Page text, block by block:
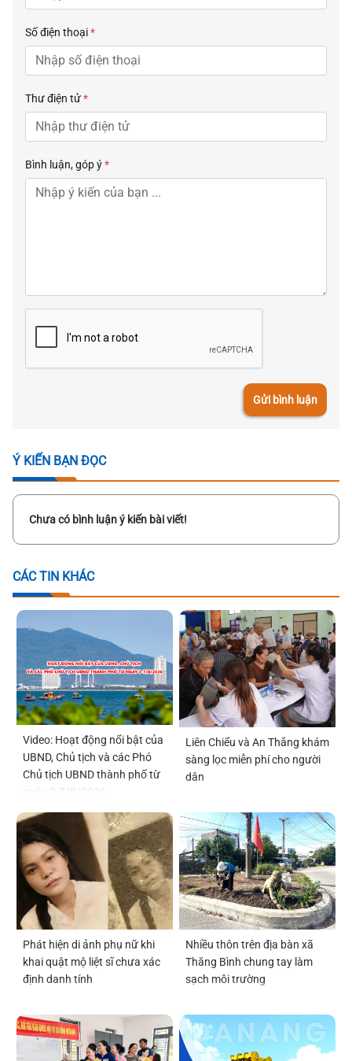
Số điện thoại*
Thư điện tử*
Bình luận, góp ý*
Gửi bình luận
Ý KIẾN BẠN ĐỌC
Chưa có bình luận ý kiến bài viết!
CÁC TIN KHÁC
Video: Hoạt động nổi bật của
UBND, Chủ tịch và các Phó
Chủ tịch UBND thành phố từ
ngày 3-7/8/2026
Liên Chiểu và An Thắng khám
sàng lọc miễn phí cho người
dân
Phát hiện di ảnh phụ nữ khi
khai quật mộ liệt sĩ chưa xác
định danh tính
Nhiều thôn trên địa bàn xã
Thăng Bình chung tay làm
sạch môi trường